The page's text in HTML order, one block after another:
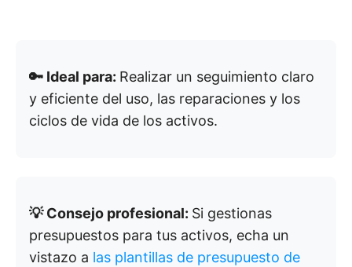
🔑 Ideal para: Realizar un seguimiento claro
y eficiente del uso, las reparaciones y los
ciclos de vida de los activos.
💡 Consejo profesional: Si gestionas
presupuestos para tus activos, echa un
vistazo a las plantillas de presupuesto de